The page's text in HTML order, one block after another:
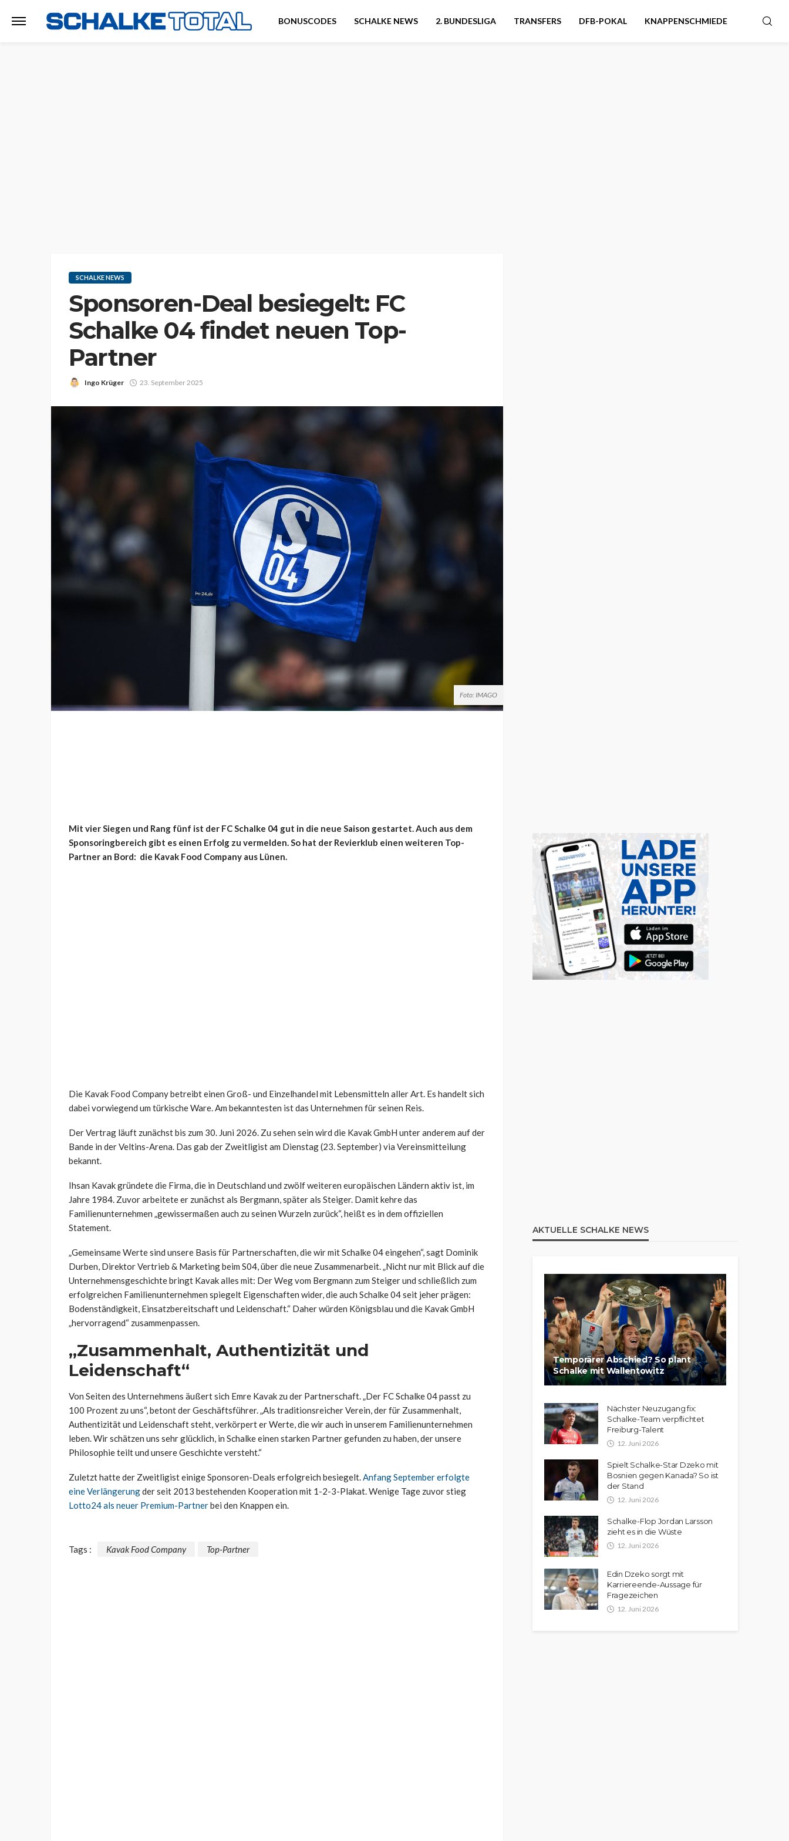
BONUSCODES SCHALKE NEWS 2. BUNDESLIGA TRANSFERS DFB-POKAL KNAPPENSCHMIEDE
SCHALKE NEWS
Sponsoren-Deal besiegelt: FC
Schalke 04 findet neuen Top-
Partner
Ingo Krüger 23. September 2025
Foto: IMAGO
Mit vier Siegen und Rang fünf ist der FC Schalke 04 gut in die neue Saison gestartet. Auch aus dem
Sponsoringbereich gibt es einen Erfolg zu vermelden. So hat der Revierklub einen weiteren Top-
Partner an Bord: die Kavak Food Company aus Lünen.
Die Kavak Food Company betreibt einen Groß- und Einzelhandel mit Lebensmitteln aller Art. Es handelt sich
dabei vorwiegend um türkische Ware. Am bekanntesten ist das Unternehmen für seinen Reis.
Der Vertrag läuft zunächst bis zum 30. Juni 2026. Zu sehen sein wird die Kavak GmbH unter anderem auf der
Bande in der Veltins-Arena. Das gab der Zweitligist am Dienstag (23. September) via Vereinsmitteilung
bekannt.
Ihsan Kavak gründete die Firma, die in Deutschland und zwölf weiteren europäischen Ländern aktiv ist, im
Jahre 1984. Zuvor arbeitete er zunächst als Bergmann, später als Steiger. Damit kehre das
Familienunternehmen „gewissermaßen auch zu seinen Wurzeln zurück“, heißt es in dem offiziellen
Statement.
„Gemeinsame Werte sind unsere Basis für Partnerschaften, die wir mit Schalke 04 eingehen“, sagt Dominik
Durben, Direktor Vertrieb & Marketing beim S04, über die neue Zusammenarbeit. „Nicht nur mit Blick auf die
Unternehmensgeschichte bringt Kavak alles mit: Der Weg vom Bergmann zum Steiger und schließlich zum
erfolgreichen Familienunternehmen spiegelt Eigenschaften wider, die auch Schalke 04 seit jeher prägen:
Bodenständigkeit, Einsatzbereitschaft und Leidenschaft.“ Daher würden Königsblau und die Kavak GmbH
„hervorragend“ zusammenpassen.
„Zusammenhalt, Authentizität und
Leidenschaft“
Von Seiten des Unternehmens äußert sich Emre Kavak zu der Partnerschaft. „Der FC Schalke 04 passt zu
100 Prozent zu uns“, betont der Geschäftsführer. „Als traditionsreicher Verein, der für Zusammenhalt,
Authentizität und Leidenschaft steht, verkörpert er Werte, die wir auch in unserem Familienunternehmen
leben. Wir schätzen uns sehr glücklich, in Schalke einen starken Partner gefunden zu haben, der unsere
Philosophie teilt und unsere Geschichte versteht.“
Zuletzt hatte der Zweitligist einige Sponsoren-Deals erfolgreich besiegelt.Anfang September erfolgte
eine Verlängerungder seit 2013 bestehenden Kooperation mit 1-2-3-Plakat. Wenige Tage zuvor stieg
Lotto24 als neuer Premium-Partnerbei den Knappen ein.
Tags : Kavak Food Company Top-Partner
AKTUELLE SCHALKE NEWS
Temporärer Abschied? So plant
Schalke mit Wallentowitz
Nächster Neuzugang fix:
Schalke-Team verpflichtet
Freiburg-Talent
12. Juni 2026
Spielt Schalke-Star Dzeko mit
Bosnien gegen Kanada? So ist
der Stand
12. Juni 2026
Schalke-Flop Jordan Larsson
zieht es in die Wüste
12. Juni 2026
Edin Dzeko sorgt mit
Karriereende-Aussage für
Fragezeichen
12. Juni 2026